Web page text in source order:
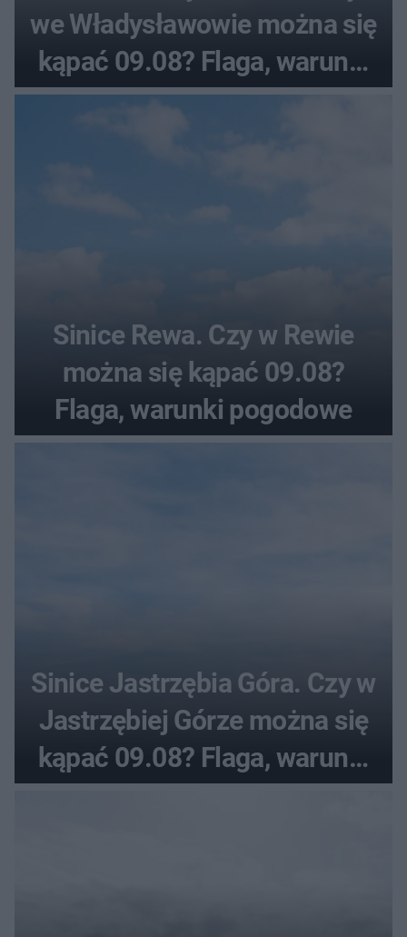
we Władysławowie można się
kąpać 09.08? Flaga, warunki
pogodowe
Sinice Rewa. Czy w Rewie
można się kąpać 09.08?
Flaga, warunki pogodowe
Sinice Jastrzębia Góra. Czy w
Jastrzębiej Górze można się
kąpać 09.08? Flaga, warunki
pogodowe